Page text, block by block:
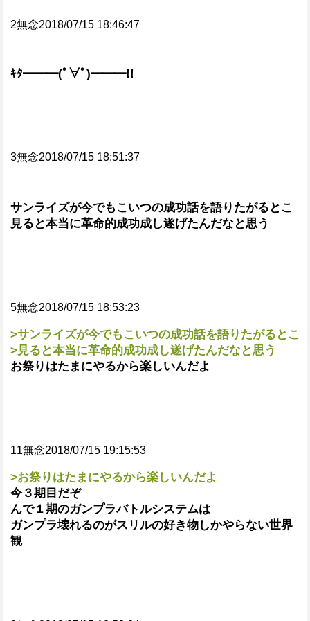
2無念2018/07/15 18:46:47
ｷﾀ━━━(ﾟ∀ﾟ)━━━!!
3無念2018/07/15 18:51:37
サンライズが今でもこいつの成功話を語りたがるとこ
見ると本当に革命的成功成し遂げたんだなと思う
5無念2018/07/15 18:53:23
>サンライズが今でもこいつの成功話を語りたがるとこ
>見ると本当に革命的成功成し遂げたんだなと思う
お祭りはたまにやるから楽しいんだよ
11無念2018/07/15 19:15:53
>お祭りはたまにやるから楽しいんだよ
今３期目だぞ
んで１期のガンプラバトルシステムは
ガンプラ壊れるのがスリルの好き物しかやらない世界
観